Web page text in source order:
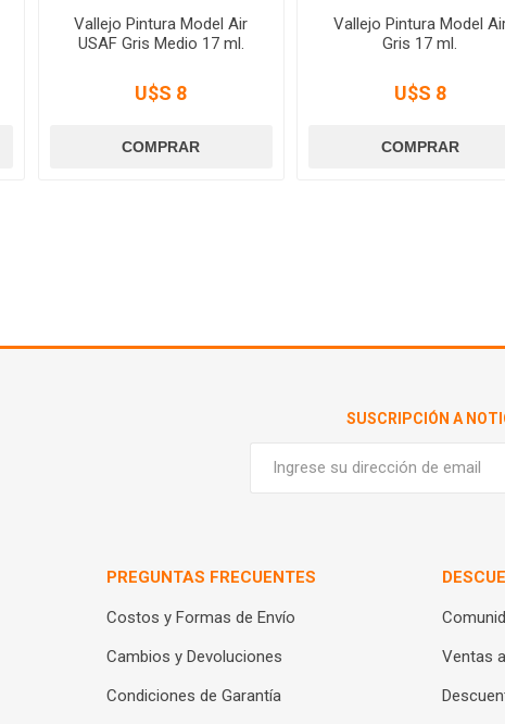
Vallejo Pintura Model Air
USAF Gris Medio 17 ml.
U$S 8
Vallejo Pintura Model
Gris 17 ml.
U$S 8
SUSCRIPCIÓN A
PREGUNTAS FRECUENTES
Costos y Formas de Envío
Cambios y Devoluciones
Condiciones de Garantía
Ventas